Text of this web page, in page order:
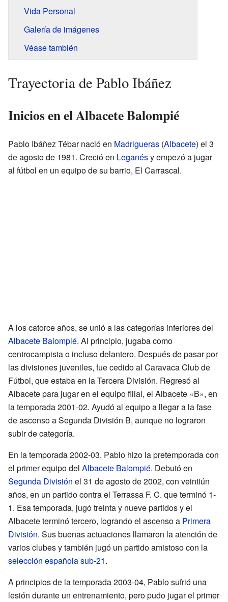
Vida Personal
Galería de imágenes
Véase también
Trayectoria de Pablo Ibáñez
Inicios en el Albacete Balompié
Pablo Ibáñez Tébar nació en Madrigueras (Albacete) el 3
de agosto de 1981. Creció en Leganésy empezó a jugar
al fútbol en un equipo de su barrio, El Carrascal.
A los catorce años, se unió a las categorías inferiores del
Albacete Balompié. Al principio, jugaba como
centrocampista o incluso delantero. Después de pasar por
las divisiones juveniles, fue cedido al Caravaca Club de
Fútbol, que estaba en la Tercera División. Regresó al
Albacete para jugar en el equipo filial, el Albacete «B», en
la temporada 2001-02. Ayudó al equipo a llegar a la fase
de ascenso a Segunda División B, aunque no lograron
subir de categoría.
En la temporada 2002-03, Pablo hizo la pretemporada con
el primer equipo del Albacete Balompié. Debutó en
Segunda División el 31 de agosto de 2002, con veintiún
años, en un partido contra el Terrassa F. C. que terminó 1-
1. Esa temporada, jugó treinta y nueve partidos y el
Albacete terminó tercero, logrando el ascenso a Primera
División. Sus buenas actuaciones llamaron la atención de
varios clubes y también jugó un partido amistoso con la
selección española sub-21.
A principios de la temporada 2003-04, Pablo sufrió una
lesión durante un entrenamiento, pero pudo jugar el primer